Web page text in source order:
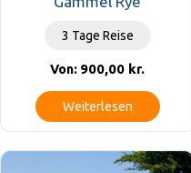
3 Tage Reise
Von: 900,00 kr.
Weiterlesen